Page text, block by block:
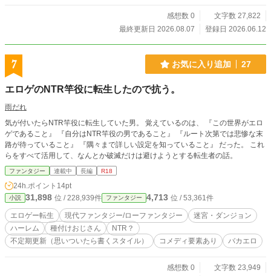
感想数 0
文字数 27,822
最終更新日 2026.08.07
登録日 2026.06.12
7 お気に入り追加 27
エロゲのNTR竿役に転生したので抗う。
雨だれ
気が付いたらNTR竿役に転生していた男。 覚えているのは、 『この世界がエロ
ゲであること』 『自分はNTR竿役の男であること』 『ルート次第では悲惨な末
路が待っていること』 『隅々まで詳しい設定を知っていること』 だった。 これ
らをすべて活用して、なんとか破滅だけは避けようとする転生者の話。
ファンタジー 連載中 長編 R18
24h.ポイント 14pt
小説 31,898 位 / 228,939件 ファンタジー 4,713 位 / 53,361件
エロゲー転生 現代ファンタジー/ローファンタジー
迷宮・ダンジョン
ハーレム
種付けおじさん
NTR？
不定期更新（思いついたら書くスタイル）
コメディ要素あり バカエロ
感想数 0
文字数 23,949